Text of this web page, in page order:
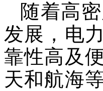
随着高
发展，电
靠性高及
天和航海